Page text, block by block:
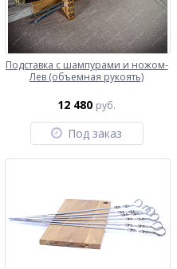
Подставка с шампурами и ножом-
Лев (объемная рукоять)
12 480 руб.
Под заказ